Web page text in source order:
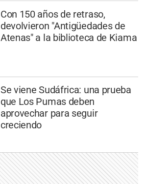
Con 150 años de retraso,
devolvieron "Antigüedades de
Atenas" a la biblioteca de Kiama
Se viene Sudáfrica: una prueba
que Los Pumas deben
aprovechar para seguir
creciendo